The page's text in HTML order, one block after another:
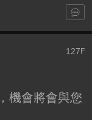
127 F
機會將會與您